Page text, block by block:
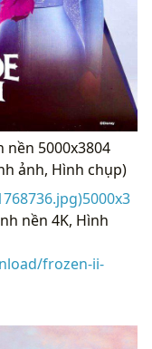
nền 5000x3804
ảnh, Hình chụp)
nền 4K, Hình
frozen-ii-